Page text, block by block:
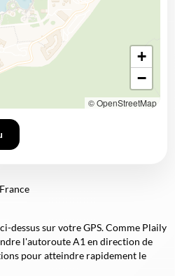
+
−
© OpenStreetMap
dessus sur votre GPS. Comme Plaily
l'autoroute A1 en direction de
pour atteindre rapidement le